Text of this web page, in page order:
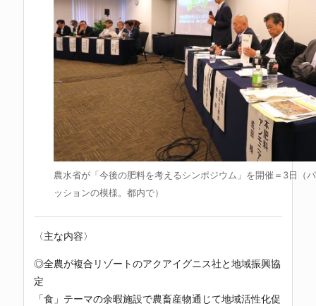
農水省が「今後の肥料を考えるシンポジウム」を開催＝3日（
ッションの模様。都内で）
〈主な内容〉
◎全農が複合リゾートのアクアイグニス社と地域振興協
定
「食」テーマの余暇施設で農畜産物通じて地域活性化促